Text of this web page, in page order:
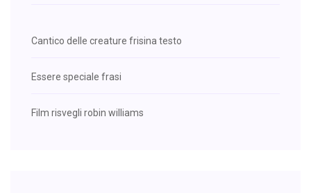
Cantico delle creature frisina testo
Essere speciale frasi
Film risvegli robin williams